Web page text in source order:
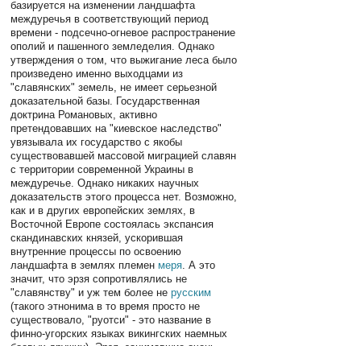
базируется на изменении ландшафта
междуречья в соответствующий период
времени - подсечно-огневое распространение
ополий и пашенного земледелия. Однако
утверждения о том, что выжигание леса было
произведено именно выходцами из
"славянских" земель, не имеет серьезной
доказательной базы. Государственная
доктрина Романовых, активно
претендовавших на "киевское наследство"
увязывала их государство с якобы
существовавшей массовой миграцией славян
с территории современной Украины в
междуречье. Однако никаких научных
доказательств этого процесса нет. Возможно,
как и в других европейских землях, в
Восточной Европе состоялась экспансия
скандинавских князей, ускорившая
внутренние процессы по освоению
ландшафта в землях племен меря . А это
значит, что эрзя сопротивлялись не
"славянству" и уж тем более нерусским
(такого этнонима в то время просто не
существовало, "руотси" - это название в
финно-угорских языках викингских наемных